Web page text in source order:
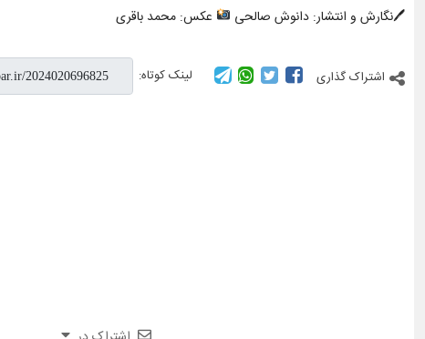
🖊نگارش و انتشار: دانوش صالحی
عکس: محمد باقری
اشتراک گذاری لینک کوتاه: